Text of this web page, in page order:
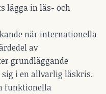
lägga in läs- och
när internationella
av
grundläggande
sig i en allvarlig läskris.
funktionella